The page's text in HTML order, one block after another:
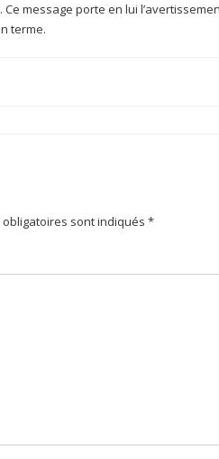
message porte en lui
terme.
sont indiqués *